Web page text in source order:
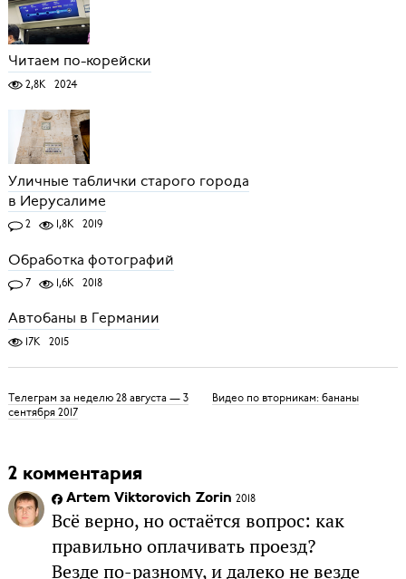
Читаем по-корейски
2,8K 2024
Уличные таблички старого города
в Иерусалиме
2 1,8K 2019
Обработка фотографий
7 1,6K 2018
Автобаны в Германии
17K 2015
Телеграм за неделю 28 августа — 3
сентября 2017
Видео по вторникам: бананы
2 комментария
Artem Viktorovich Zorin 2018
Всё верно, но остаётся вопрос: как
правильно оплачивать проезд?
Везде по-разному, и далеко не везде